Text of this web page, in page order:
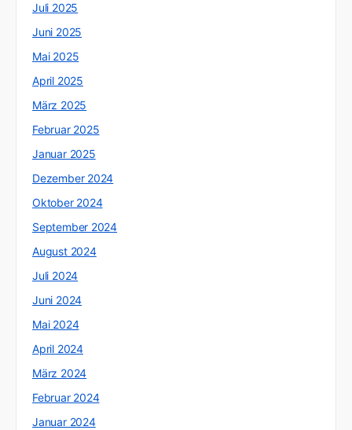
Juli 2025
Juni 2025
Mai 2025
April 2025
März 2025
Februar 2025
Januar 2025
Dezember 2024
Oktober 2024
September 2024
August 2024
Juli 2024
Juni 2024
Mai 2024
April 2024
März 2024
Februar 2024
Januar 2024